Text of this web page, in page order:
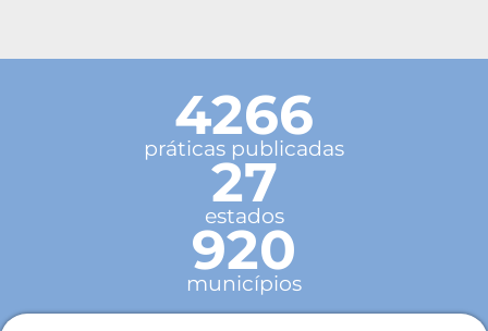
4266
práticas publicadas
27
estados
920
municípios